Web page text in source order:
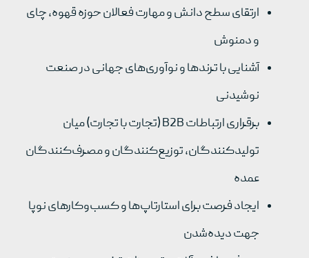
ارتقای سطح دانش و مهارت فعالان حوزه قهوه، چای
و دمنوش
آشنایی با ترندها و نوآوری‌های جهانی در صنعت
نوشیدنی
برقراری ارتباطات B2B (تجارت با تجارت) میان
تولیدکنندگان، توزیع‌کنندگان و مصرف‌کنندگان
عمده
ایجاد فرصت برای استارتاپ‌ها و کسب‌وکارهای نوپا
جهت دیده‌شدن